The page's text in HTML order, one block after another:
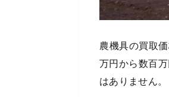
農機具の買取
万円から数百
はありません。